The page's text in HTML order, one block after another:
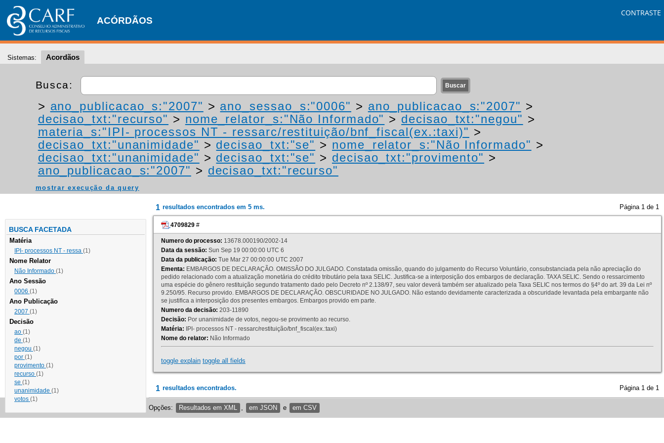
ACÓRDÃOS
CONTRASTE
Sistemas: Acordãos
Busca:
> ano_publicacao_s:"2007" > ano_sessao_s:"0006" > ano_publicacao_s:"2007" >
decisao_txt:"recurso" > nome_relator_s:"Não Informado" > decisao_txt:"negou" >
materia_s:"IPI- processos NT - ressarc/restituição/bnf_fiscal(ex.:taxi)" >
decisao_txt:"unanimidade" > decisao_txt:"se" > nome_relator_s:"Não Informado" >
decisao_txt:"unanimidade" > decisao_txt:"se" > decisao_txt:"provimento" >
ano_publicacao_s:"2007" > decisao_txt:"recurso"
mostrar execução da query
BUSCA FACETADA
Matéria
IPI- processos NT - ressa (1)
Nome Relator
Não Informado (1)
Ano Sessão
0006 (1)
Ano Publicação
2007 (1)
Decisão
ao (1)
de (1)
negou (1)
por (1)
provimento (1)
recurso (1)
se (1)
unanimidade (1)
votos (1)
1 resultados encontrados em 5 ms. Página 1 de 1
4709829 #
Numero do processo: 13678.000190/2002-14
Data da sessão: Sun Sep 19 00:00:00 UTC 6
Data da publicação: Tue Mar 27 00:00:00 UTC 2007
Ementa: EMBARGOS DE DECLARAÇÃO. OMISSÃO DO JULGADO. Constatada omissão, quando do julgamento do Recurso Voluntário, consubstanciada pela não apreciação do
pedido relacionado com a atualização monetária do crédito tributário pela taxa SELIC. Justifica-se a interposição dos embargos de declaração. TAXA SELIC. Sendo o ressarcimento
uma espécie do gênero restituição segundo tratamento dado pelo Decreto nº 2.138/97, seu valor deverá também ser atualizado pela Taxa SELIC nos termos do §4º do art. 39 da Lei nº
9.250/95. Recurso provido. EMBARGOS DE DECLARAÇÃO. OBSCURIDADE NO JULGADO. Não estando devidamente caracterizada a obscuridade levantada pela embargante não
se justifica a interposição dos presentes embargos. Embargos provido em parte.
Numero da decisão: 203-11890
Decisão: Por unanimidade de votos, negou-se provimento ao recurso.
Matéria: IPI- processos NT - ressarc/restituição/bnf_fiscal(ex.:taxi)
Nome do relator: Não Informado
toggle explain toggle all fields
1 resultados encontrados. Página 1 de 1
Opções: Resultados em XML em JSON e em CSV